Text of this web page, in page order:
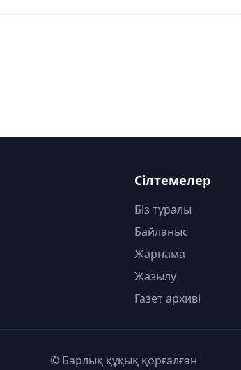
Сілтемелер
Біз туралы
Байланыс
Жарнама
Жазылу
Газет архиві
© Барлық құқық қорғалған